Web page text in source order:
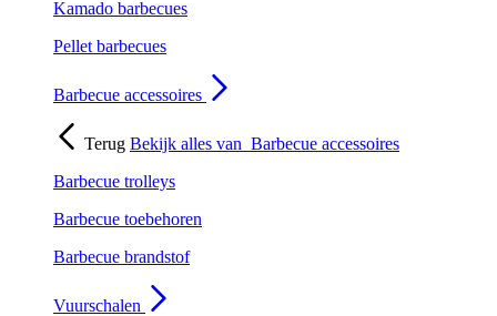
Kamado barbecues
Pellet barbecues
Barbecue accessoires
Terug Bekijk alles van Barbecue accessoires
Barbecue trolleys
Barbecue toebehoren
Barbecue brandstof
Vuurschalen